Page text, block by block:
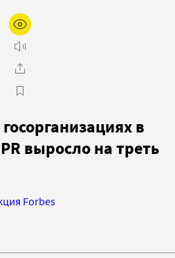
в
выросло на треть
Forbes